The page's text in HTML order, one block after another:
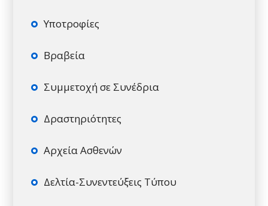
Υποτροφίες
Βραβεία
Συμμετοχή σε Συνέδρια
Δραστηριότητες
Αρχεία Ασθενών
Δελτία-Συνεντεύξεις Τύπου